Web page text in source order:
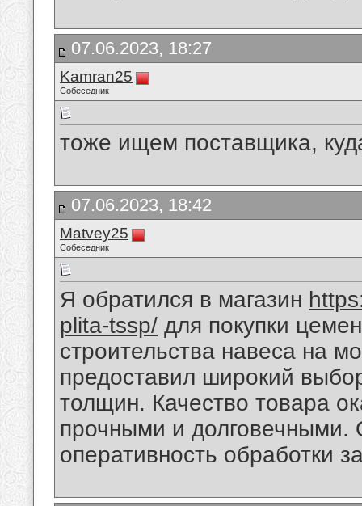
07.06.2023, 18:27
Kamran25
Собеседник
тоже ищем поставщика,
07.06.2023, 18:42
Matvey25
Собеседник
Я обратился в магазин
plita-tssp/ для покупки
строительства навеса на
предоставил широкий
толщин. Качество товара
прочными и долговечными.
оперативность обработки